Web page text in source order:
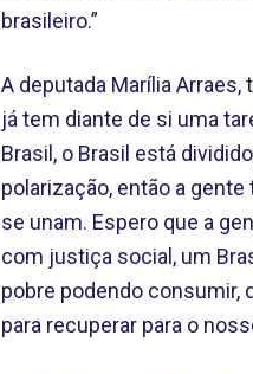
brasileiro.”
A deputada Marília
já tem diante de si uma
Brasil, o Brasil está
polarização, então a
se unam. Espero que a
com justiça social, um
pobre podendo consumir,
para recuperar para o